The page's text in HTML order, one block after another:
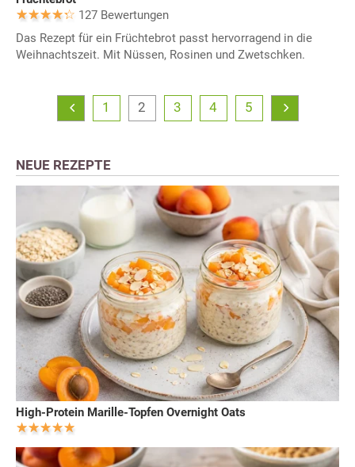
127 Bewertungen
Das Rezept für ein Früchtebrot passt hervorragend in die
Weihnachtszeit. Mit Nüssen, Rosinen und Zwetschken.
1 2 3 4 5
NEUE REZEPTE
High-Protein Marille-Topfen Overnight Oats